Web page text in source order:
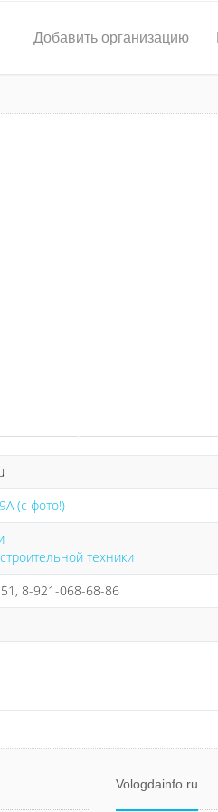
Добавить организацию
(с фото!)
техники
8-921-068-68-86
Vologdainfo.ru